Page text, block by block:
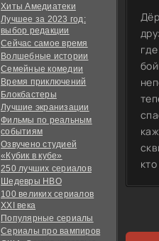
Хиты Амедиатеки
Лучшее за 2023 год:
выбор редакции
Сейчас самое время
Волшебные истории
Семейные комедии
Время приключений
Блокбастеры
Лучшие экранизации
Фильмы по реальным
событиям
Озвучено студией
«Кубик в кубе»
250 лучших сериалов
Шедевры HBO
100 великих сериалов
XXI века
Популярные сериалы
Сериалы про вампиров